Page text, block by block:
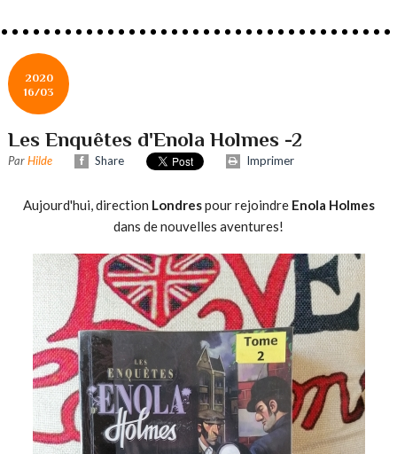
2020
16/03
Les Enquêtes d'Enola Holmes -2
Par Hilde Share Imprimer
Aujourd'hui, direction Londrespour rejoindre Enola Holmes
dans de nouvelles aventures!